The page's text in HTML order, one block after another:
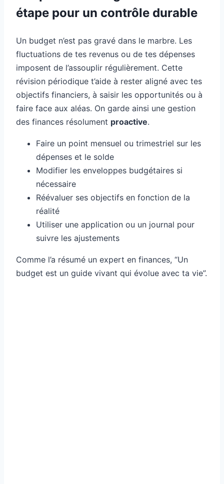
étape pour un contrôle durable
Un budget n’est pas gravé dans le marbre. Les
fluctuations de tes revenus ou de tes dépenses
imposent de l’assouplir régulièrement. Cette
révision périodique t’aide à rester aligné avec tes
objectifs financiers, à saisir les opportunités ou à
faire face aux aléas. On garde ainsi une gestion
des finances résolument proactive.
Faire un point mensuel ou trimestriel sur les
dépenses et le solde
Modifier les enveloppes budgétaires si
nécessaire
Réévaluer ses objectifs en fonction de la
réalité
Utiliser une application ou un journal pour
suivre les ajustements
Comme l’a résumé un expert en finances, “Un
budget est un guide vivant qui évolue avec ta vie”.